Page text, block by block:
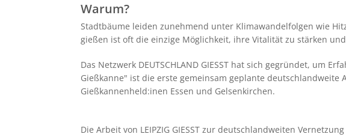
Warum?
Stadtbäume leiden zunehmend unter Klimawandelfolgen wie
gießen ist oft die einzige Möglichkeit, ihre Vitalität zu stärken
Das Netzwerk DEUTSCHLAND GIESST hat sich gegründet, um
Gießkanne" ist die erste gemeinsam geplante deutschlandweite
Gießkannenheld:inen Essen und Gelsenkirchen.
Die Arbeit von LEIPZIG GIESST zur deutschlandweiten